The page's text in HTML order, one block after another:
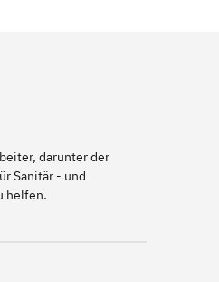
darunter der
Sanitär - und
helfen.